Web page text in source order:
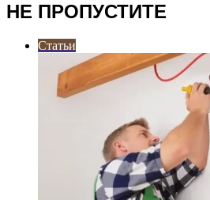
НЕ ПРОПУСТИТЕ
Статьи